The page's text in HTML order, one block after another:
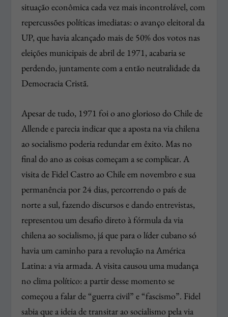
situação econômica cada vez mais incontrolável, com
repercussões políticas imediatas: o avanço eleitoral da
UP, que havia alcançado mais de 50% dos votos nas
eleições municipais de abril de 1971, acabaria se
perdendo, juntamente com a então neutralidade da
Democracia Cristã.
Apesar de tudo, 1971 foi o ano glorioso do Chile de
Allende e parecia indicar que a aposta na via chilena
ao socialismo poderia redundar em êxito. Mas no
final do ano as coisas começam a se complicar. A
visita de Fidel Castro ao Chile em novembro e sua
permanência por 24 dias, percorrendo o país de
norte a sul, fazendo discursos e dando entrevistas,
representou um desafio direto à fórmula da via
chilena ao socialismo, já que para o líder cubano só
havia um caminho para a revolução na América
Latina: a via armada. A visita causou uma mudança
no clima político: a partir desse momento se
começou a falar de “guerra civil” e “fascismo”. Fidel
sabia que a ideia de transitar ao socialismo pela via